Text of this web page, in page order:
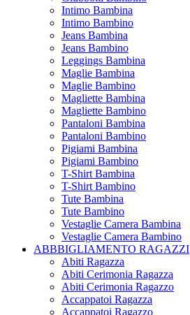
Intimo Bambina
Intimo Bambino
Jeans Bambina
Jeans Bambino
Leggings Bambina
Maglie Bambina
Maglie Bambino
Magliette Bambina
Magliette Bambino
Pantaloni Bambina
Pantaloni Bambino
Pigiami Bambina
Pigiami Bambino
T-Shirt Bambina
T-Shirt Bambino
Tute Bambina
Tute Bambino
Vestaglie Camera Bambina
Vestaglie Camera Bambino
ABBBIGLIAMENTO RAGAZZI
Abiti Ragazza
Abiti Cerimonia Ragazza
Abiti Cerimonia Ragazzo
Accappatoi Ragazza
Accappatoi Ragazzo